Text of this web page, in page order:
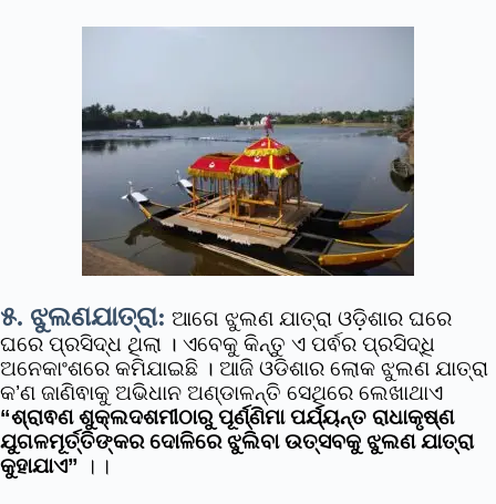
୫. ଝୁଲଣଯାତ୍ରା: ଆଗେ ଝୁଲଣ ଯାତ୍ରା ଓଡ଼ିଶାର ଘରେ
ଘରେ ପ୍ରସିଦ୍ଧ ଥିଲା । ଏବେକୁ କିନ୍ତୁ ଏ ପର୍ଵର ପ୍ରସିଦ୍ଧି
ଅନେକାଂଶରେ କମିଯାଇଛି । ଆଜି ଓଡିଶାର ଲୋକ ଝୁଲଣ ଯାତ୍ରା
କ’ଣ ଜାଣିଵାକୁ ଅଭିଧାନ ଅଣ୍ଡାଳନ୍ତି ସେଥିରେ ଲେଖାଥାଏ
“ଶ୍ରାଵଣ ଶୁକ୍ଲଦଶମୀଠାରୁ ପୂର୍ଣ୍ଣିମା ପର୍ଯ୍ୟନ୍ତ ରାଧାକୃଷ୍ଣ
ଯୁଗଳମୂର୍ତ୍ତିଙ୍କର ଦୋଳିରେ ଝୁଲିବା ଉତ୍ସବକୁ ଝୁଲଣ ଯାତ୍ରା
କୁହାଯାଏ” ।।